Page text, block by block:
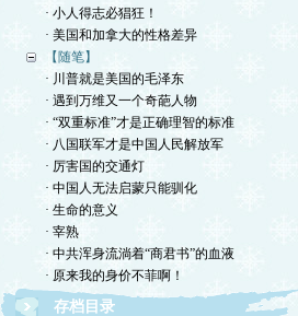
· 小人得志必猖狂！
· 美国和加拿大的性格差异
【随笔】
· 川普就是美国的毛泽东
· 遇到万维又一个奇葩人物
· “双重标准”才是正确理智的标准
· 八国联军才是中国人民解放军
· 厉害国的交通灯
· 中国人无法启蒙只能驯化
· 生命的意义
· 宰熟
· 中共浑身流淌着“商君书”的血液
· 原来我的身价不菲啊！
存档目录